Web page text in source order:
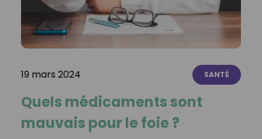
19 mars 2024 SANTÉ
Quels médicaments sont
mauvais pour le foie ?